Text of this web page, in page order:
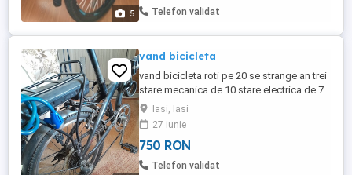
5 Telefon validat
vand bicicleta
vand bicicleta roti pe 20 se strange an trei
stare mecanica de 10 stare electrica de 7
Iasi, Iasi
27 iunie
750 RON
Telefon validat